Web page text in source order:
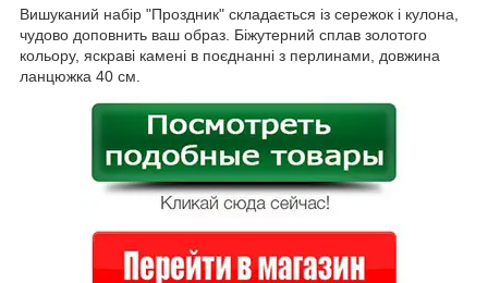
Вишуканий набір "Проздник" складається із сережок і кулона,
чудово доповнить ваш образ. Біжутерний сплав золотого
кольору, яскраві камені в поєднанні з перлинами, довжина
ланцюжка 40 см.